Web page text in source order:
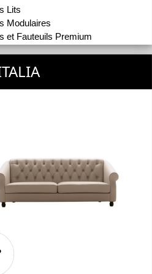
Lits
Modulaires
et Fauteuils Premium